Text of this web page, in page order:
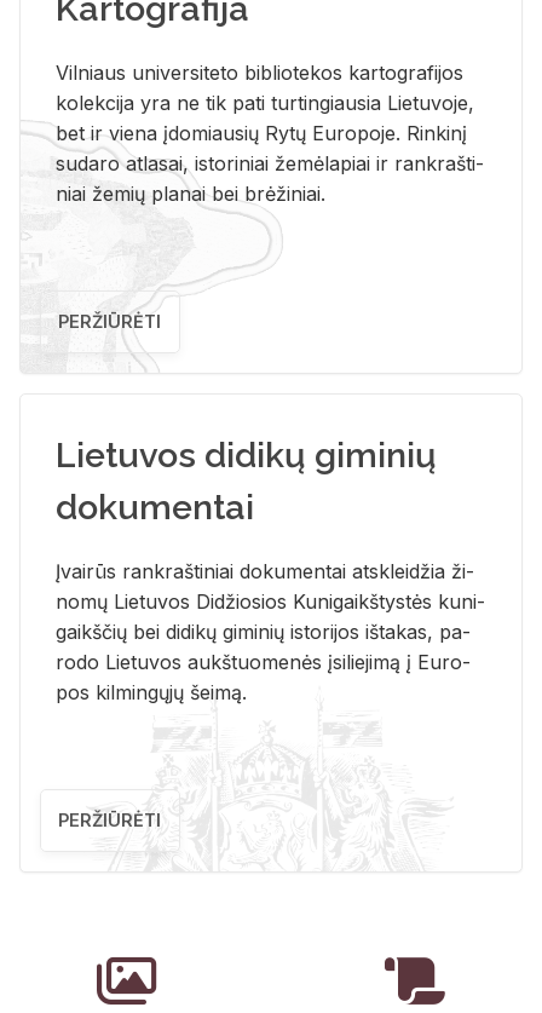
Vil­niaus uni­ver­si­te­to bi­b­lio­te­kos kar­to­gra­fi­jos
ko­lek­ci­ja yra ne tik pati tur­tin­giau­sia Lie­tu­vo­je,
bet ir vie­na įdo­miau­sių Rytų Eu­ro­po­je. Rin­ki­nį
su­da­ro at­la­sai, is­to­ri­niai že­mė­la­piai ir rank­raš­ti­
niai že­mių pla­nai bei brė­ži­niai.
PERŽIŪRĖTI
Lietuvos didikų giminių
dokumentai
Įvai­rūs rank­raš­ti­niai do­ku­men­tai at­sklei­džia ži­
no­mų Lie­tu­vos Di­džio­sios Ku­ni­gaikš­tys­tės ku­ni­
gaikš­čių bei di­di­kų gi­mi­nių is­to­ri­jos iš­ta­kas, pa­
ro­do Lie­tu­vos aukš­tuo­me­nės įsi­lie­ji­mą į Eu­ro­
pos kil­min­gų­jų šei­mą.
PERŽIŪRĖTI